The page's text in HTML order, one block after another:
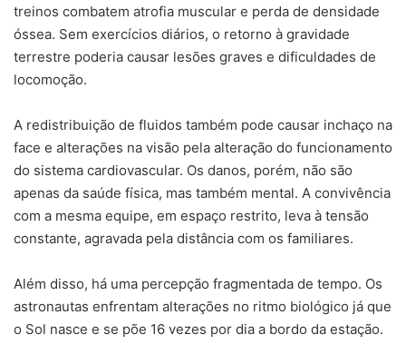
treinos combatem atrofia muscular e perda de densidade
óssea. Sem exercícios diários, o retorno à gravidade
terrestre poderia causar lesões graves e dificuldades de
locomoção.
A redistribuição de fluidos também pode causar inchaço na
face e alterações na visão pela alteração do funcionamento
do sistema cardiovascular. Os danos, porém, não são
apenas da saúde física, mas também mental. A convivência
com a mesma equipe, em espaço restrito, leva à tensão
constante, agravada pela distância com os familiares.
Além disso, há uma percepção fragmentada de tempo. Os
astronautas enfrentam alterações no ritmo biológico já que
o Sol nasce e se põe 16 vezes por dia a bordo da estação.